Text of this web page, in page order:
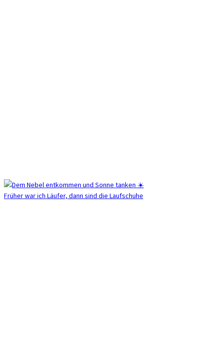
Früher war ich Läufer, dann sind die Laufschuhe